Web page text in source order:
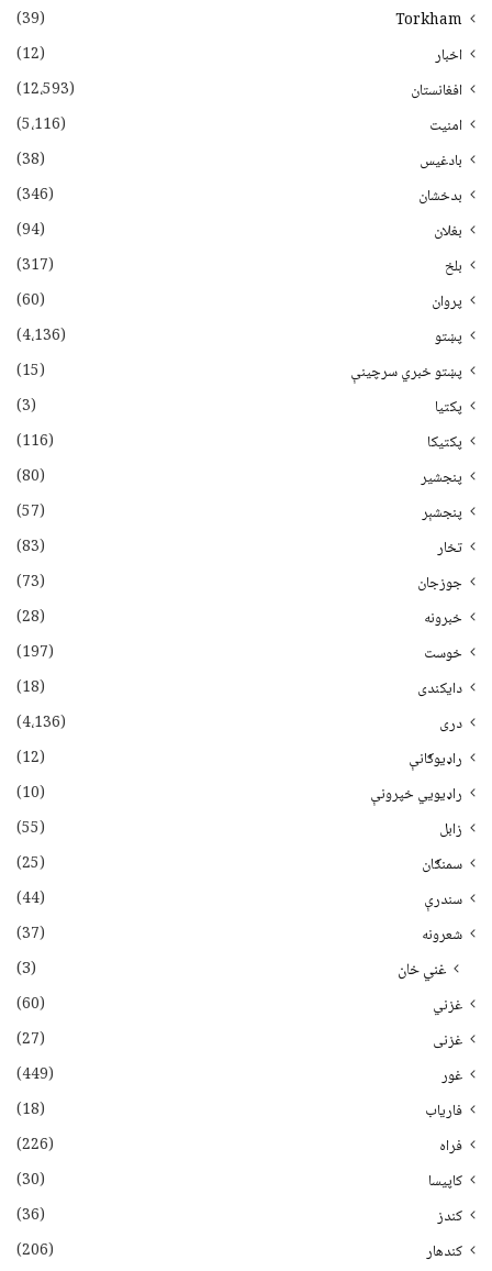
Torkham
(39)
اخبار
(12)
افغانستان
(12،593)
امنیت
(5،116)
بادغیس
(38)
بدخشان
(346)
بغلان
(94)
بلخ
(317)
پروان
(60)
پښتو
(4،136)
پښتو خبري سرچينې
(15)
پکتيا
(3)
پکتیکا
(116)
پنجشیر
(80)
پنجشېر
(57)
تخار
(83)
جوزجان
(73)
خبرونه
(28)
خوست
(197)
دایکندی
(18)
دری
(4،136)
راډیوګانې
(12)
راډیويي خپرونې
(10)
زابل
(55)
سمنګان
(25)
سندرې
(44)
شعرونه
(37)
غني خان
(3)
غزني
(60)
غزنی
(27)
غور
(449)
فاریاب
(18)
فراه
(226)
کاپیسا
(30)
کندز
(36)
کندهار
(206)